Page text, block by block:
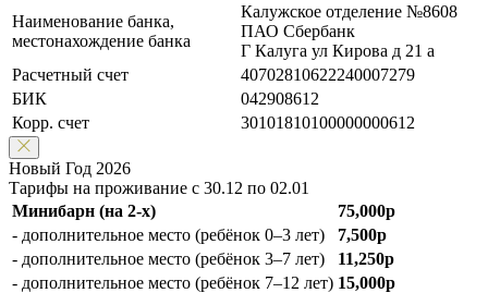
Наименование банка,
местонахождение банка
Калужское отделение №8608
ПАО Сбербанк
Г Калуга ул Кирова д 21 а
Расчетный счет
40702810622240007279
БИК
042908612
Корр. счет
30101810100000000612
Новый Год 2026
Тарифы на проживание с 30.12 по 02.01
Минибарн (на 2-х)
75,000р
- дополнительное место (ребёнок 0–3 лет)
7,500р
- дополнительное место (ребёнок 3–7 лет)
11,250р
- дополнительное место (ребёнок 7–12 лет) 15,000р